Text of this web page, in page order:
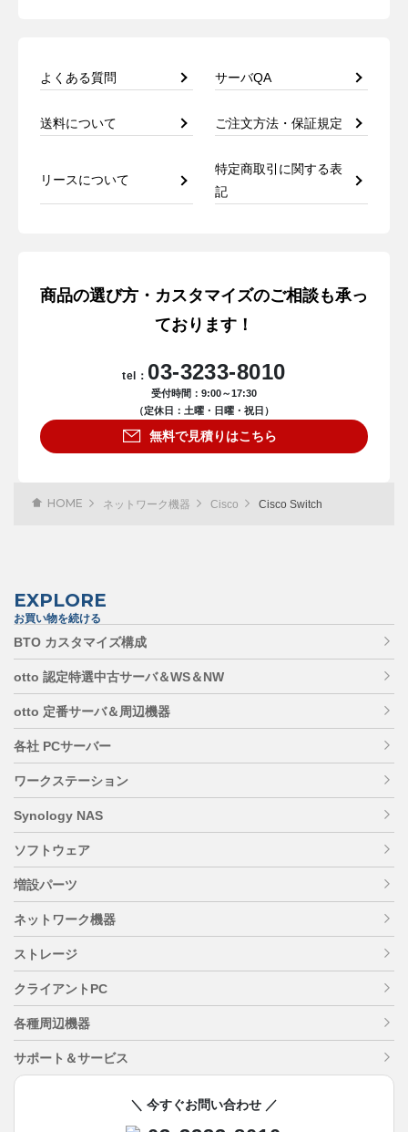
よくある質問 サーバQA
送料について ご注文方法・保証規定
リースについて
特定商取引に関する表
記
商品の選び方・カスタマイズのご相談も承っ
ております！
tel： 03-3233-8010
受付時間：9:00～17:30
（定休日：土曜・日曜・祝日）
無料で見積りはこちら
HOME ネットワーク機器 Cisco Cisco Switch
EXPLORE
お買い物を続ける
BTO カスタマイズ構成
otto 認定特選中古サーバ＆WS＆NW
otto 定番サーバ＆周辺機器
各社 PCサーバー
ワークステーション
Synology NAS
ソフトウェア
増設パーツ
ネットワーク機器
ストレージ
クライアントPC
各種周辺機器
サポート＆サービス
＼ 今すぐお問い合わせ ／